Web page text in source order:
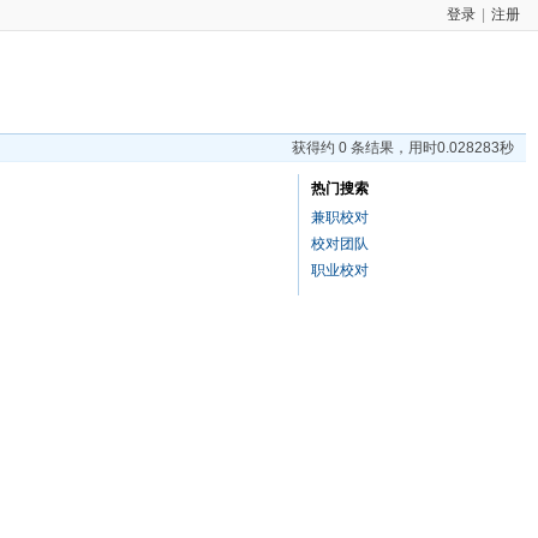
登录 注册
获得约 0 条结果，用时0.028283秒
热门搜索
兼职校对
校对团队
职业校对